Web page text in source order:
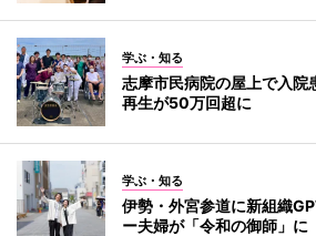
学ぶ・知る
志摩市民病院の屋上で入
再生が50万回超に
学ぶ・知る
伊勢・外宮参道に新組織
ー夫婦が「令和の御師」に